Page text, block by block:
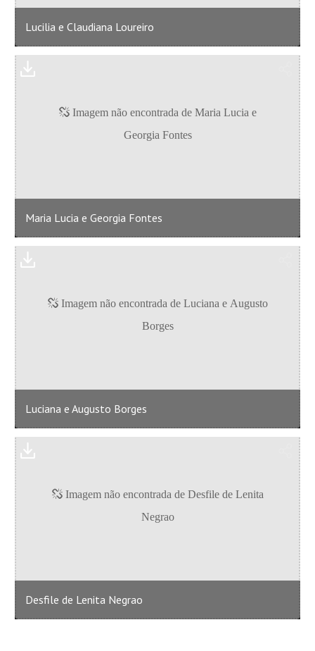
Lucilia e Claudiana Loureiro
Maria Lucia e Georgia Fontes
Luciana e Augusto Borges
Desfile de Lenita Negrao